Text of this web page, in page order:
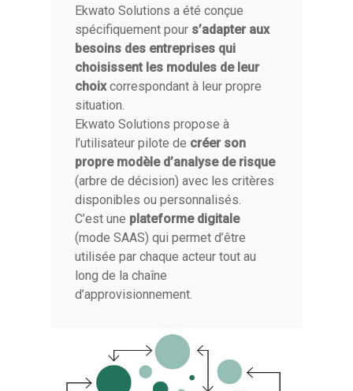
Ekwato Solutions a été conçue
spécifiquement pour s’adapter aux
besoins des entreprises qui
choisissent les modules de leur
choixcorrespondant à leur propre
situation.
Ekwato Solutions propose à
l’utilisateur pilote de créer son
propre modèle d’analyse de risque
(arbre de décision) avec les critères
disponibles ou personnalisés.
C’est une plateforme digitale
(mode SAAS) qui permet d’être
utilisée par chaque acteur tout au
long de la chaîne
d’approvisionnement.